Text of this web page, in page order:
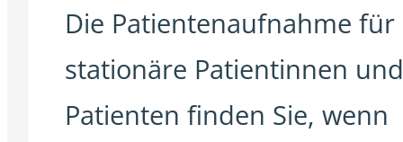
Die Patientenaufnahme für
stationäre Patientinnen und
Patienten finden Sie, wenn